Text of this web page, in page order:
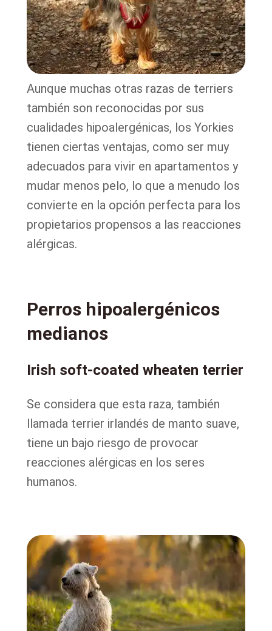
Aunque muchas otras razas de terriers
también son reconocidas por sus
cualidades hipoalergénicas, los Yorkies
tienen ciertas ventajas, como ser muy
adecuados para vivir en apartamentos y
mudar menos pelo, lo que a menudo los
convierte en la opción perfecta para los
propietarios propensos a las reacciones
alérgicas.
Perros hipoalergénicos
medianos
Irish soft-coated wheaten terrier
Se considera que esta raza, también
llamada terrier irlandés de manto suave,
tiene un bajo riesgo de provocar
reacciones alérgicas en los seres
humanos.